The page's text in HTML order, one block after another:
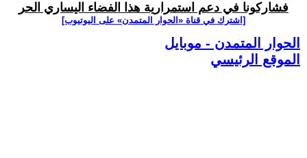
فشاركونا في دعم استمرارية هذا الفضاء اليساري الحر
[اشترك في قناة ‫«الحوار المتمدن» على اليوتيوب]
الحوار المتمدن - موبايل
الموقع الرئيسي